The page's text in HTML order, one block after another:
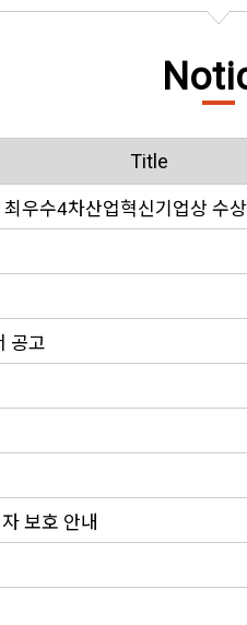
Title
우수4차산업혁신기업상 수상
공고
보호 안내